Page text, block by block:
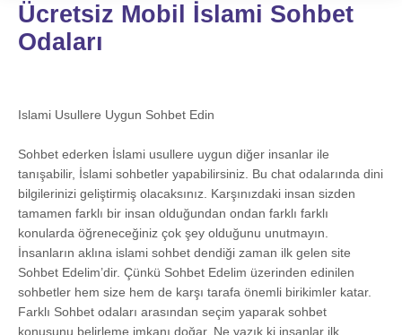
Ücretsiz Mobil İslami Sohbet
Odaları
Islami Usullere Uygun Sohbet Edin
Sohbet ederken İslami usullere uygun diğer insanlar ile
tanışabilir, İslami sohbetler yapabilirsiniz. Bu chat odalarında dini
bilgilerinizi geliştirmiş olacaksınız. Karşınızdaki insan sizden
tamamen farklı bir insan olduğundan ondan farklı farklı
konularda öğreneceğiniz çok şey olduğunu unutmayın.
İnsanların aklına islami sohbet dendiği zaman ilk gelen site
Sohbet Edelim’dir. Çünkü Sohbet Edelim üzerinden edinilen
sohbetler hem size hem de karşı tarafa önemli birikimler katar.
Farklı Sohbet odaları arasından seçim yaparak sohbet
konusunu belirleme imkanı doğar. Ne yazık ki insanlar ilk